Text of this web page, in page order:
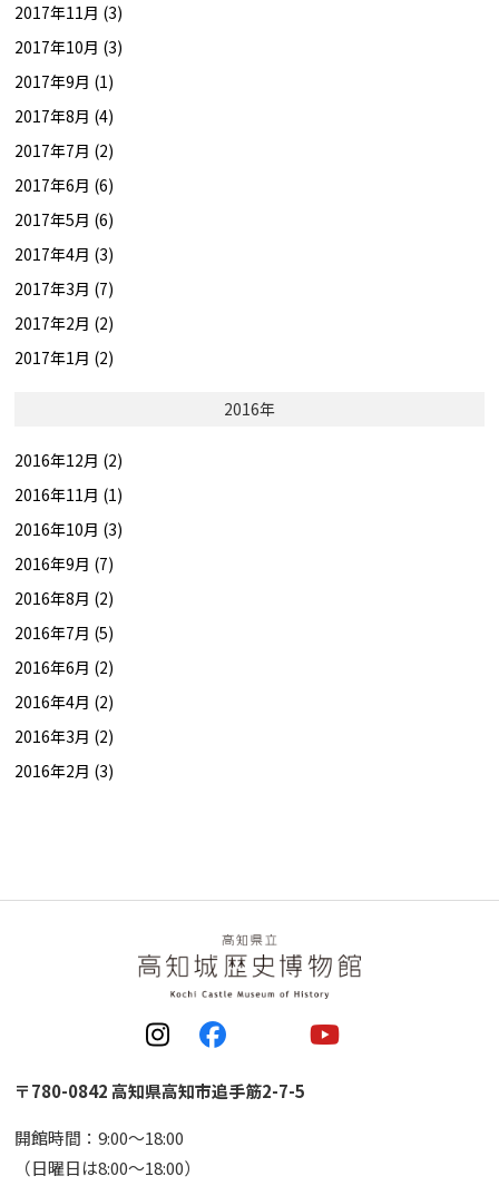
2017年11月 (3)
2017年10月 (3)
2017年9月 (1)
2017年8月 (4)
2017年7月 (2)
2017年6月 (6)
2017年5月 (6)
2017年4月 (3)
2017年3月 (7)
2017年2月 (2)
2017年1月 (2)
2016年
2016年12月 (2)
2016年11月 (1)
2016年10月 (3)
2016年9月 (7)
2016年8月 (2)
2016年7月 (5)
2016年6月 (2)
2016年4月 (2)
2016年3月 (2)
2016年2月 (3)
〒780-0842 高知県高知市追手筋2-7-5
開館時間：9:00〜18:00
（日曜日は8:00〜18:00）